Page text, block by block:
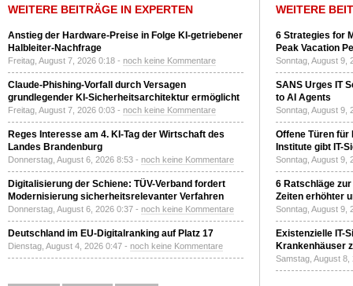
WEITERE BEITRÄGE IN EXPERTEN
Anstieg der Hardware-Preise in Folge KI-getriebener
Halbleiter-Nachfrage
Freitag, August 7, 2026 0:18 - noch keine Kommentare
Claude-Phishing-Vorfall durch Versagen
grundlegender KI-Sicherheitsarchitektur ermöglicht
Freitag, August 7, 2026 0:03 - noch keine Kommentare
Reges Interesse am 4. KI-Tag der Wirtschaft des
Landes Brandenburg
Donnerstag, August 6, 2026 8:53 - noch keine Kommentare
Digitalisierung der Schiene: TÜV-Verband fordert
Modernisierung sicherheitsrelevanter Verfahren
Donnerstag, August 6, 2026 0:37 - noch keine Kommentare
Deutschland im EU-Digitalranking auf Platz 17
Dienstag, August 4, 2026 0:47 - noch keine Kommentare
WEITERE
6 Strategies for
Peak Vacation
Sonntag, August 9,
SANS Urges IT
to AI Agents
Sonntag, August 9,
Offene Türen für
Institute gibt IT-
Sonntag, August 9,
6 Ratschläge
Zeiten erhöhter
Sonntag, August 9,
Existenzielle IT-
Krankenhäuser
Samstag, August